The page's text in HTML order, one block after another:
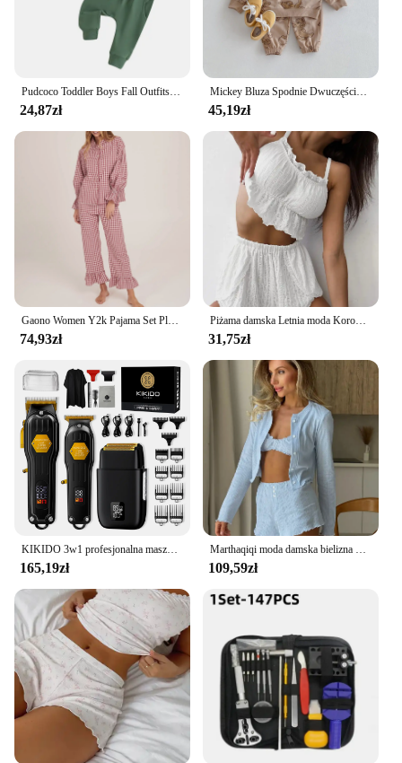
Pudcoco Toddler Boys Fall Outfits Letter Eagle Print Crew Neck Long Sleeve Sweatshirts and Long Pants 2Pcs Clothes Set 0-3T
24,87zł
Mickey Bluza Spodnie Dwuczęściowy Zestaw Dla Chłopca Ubrania Jesień Dzieci Bluza Z Długim Rękawem Kombinezon Maluch Luźne Dresy Disney
45,19zł
Gaono Women Y2k Pajama Set Plaid Flare Cuff Long Sleeve Shirts Tops and Ruffle Long Pants Two Piece Autumn Loungewear Outfits
74,93zł
Piżama damska Letnia moda Koronkowe wykończenia Ruffle Hem U-Neck Spaghetti Strap Cable Textured Cami + Casual Home Shorts Set Sleepwear
31,75zł
KIKIDO 3w1 profesjonalna maszynka do strzyżenia włosów elektryczna maszynka do brody i włosów dla mężczyzn zestaw do strzyżenia ścinanie włosów maszyna akumulator 2575
165,19zł
Marthaqiqi moda damska bielizna nocna garnitur O-Neck koszula nocna z długim rękawem piżamy podkoszulki piżamy szorty damska bielizna nocna 3-częściowy zestaw
109,59zł